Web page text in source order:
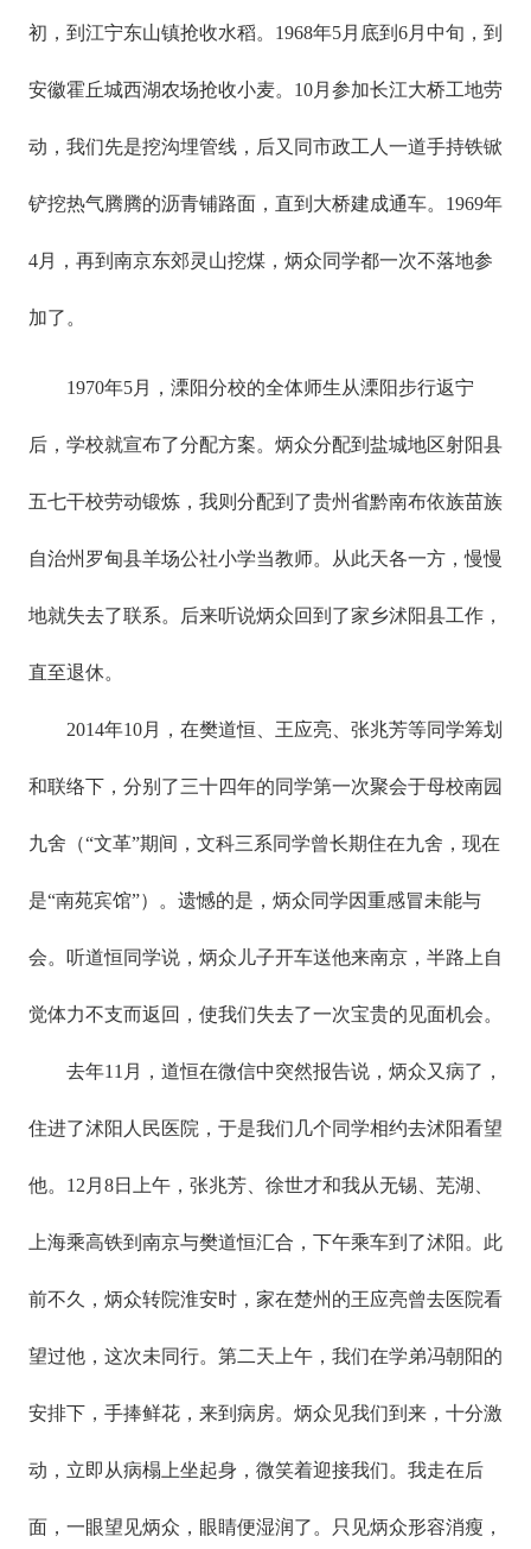
初，到江宁东山镇抢收水稻。1968年5月底到6月中旬，到
安徽霍丘城西湖农场抢收小麦。10月参加长江大桥工地劳
动，我们先是挖沟埋管线，后又同市政工人一道手持铁锨
铲挖热气腾腾的沥青铺路面，直到大桥建成通车。1969年
4月，再到南京东郊灵山挖煤，炳众同学都一次不落地参
加了。
1970年5月，溧阳分校的全体师生从溧阳步行返宁
后，学校就宣布了分配方案。炳众分配到盐城地区射阳县
五七干校劳动锻炼，我则分配到了贵州省黔南布依族苗族
自治州罗甸县羊场公社小学当教师。从此天各一方，慢慢
地就失去了联系。后来听说炳众回到了家乡沭阳县工作，
直至退休。
2014年10月，在樊道恒、王应亮、张兆芳等同学筹划
和联络下，分别了三十四年的同学第一次聚会于母校南园
九舍（“文革”期间，文科三系同学曾长期住在九舍，现在
是“南苑宾馆”）。遗憾的是，炳众同学因重感冒未能与
会。听道恒同学说，炳众儿子开车送他来南京，半路上自
觉体力不支而返回，使我们失去了一次宝贵的见面机会。
去年11月，道恒在微信中突然报告说，炳众又病了，
住进了沭阳人民医院，于是我们几个同学相约去沭阳看望
他。12月8日上午，张兆芳、徐世才和我从无锡、芜湖、
上海乘高铁到南京与樊道恒汇合，下午乘车到了沭阳。此
前不久，炳众转院淮安时，家在楚州的王应亮曾去医院看
望过他，这次未同行。第二天上午，我们在学弟冯朝阳的
安排下，手捧鲜花，来到病房。炳众见我们到来，十分激
动，立即从病榻上坐起身，微笑着迎接我们。我走在后
面，一眼望见炳众，眼睛便湿润了。只见炳众形容消瘦，